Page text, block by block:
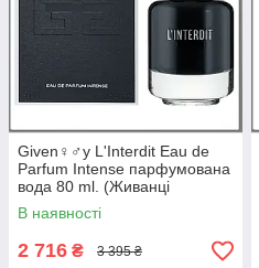
Given♀♂y L'Interdit Eau de
Parfum Intense парфумована
вода 80 ml. (Живанці
Інтердит Еау де Парфум
Інтенс)
В наявності
2 716 ₴ 3 395 ₴